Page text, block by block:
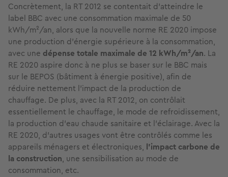
Concrètement, la RT 2012 se contentait d’atteindre le
label BBC avec une consommation maximale de 50
kWh/m²/an, alors que la nouvelle norme RE 2020 impose
une production d’énergie supérieure à la consommation,
avec une dépense totale maximale de 12 kWh/m²/an. La
RE 2020 aspire donc à ne plus se baser sur le BBC mais
sur le BEPOS (bâtiment à énergie positive), afin de
réduire nettement l’impact de la production de
chauffage. De plus, avec la RT 2012, on contrôlait
essentiellement le chauffage, le mode de refroidissement,
la production d’eau chaude sanitaire et l’éclairage. Avec la
RE 2020, d’autres usages vont être contrôlés comme les
appareils ménagers et électroniques, l’impact carbone de
la construction, une sensibilisation au mode de
consommation, etc.